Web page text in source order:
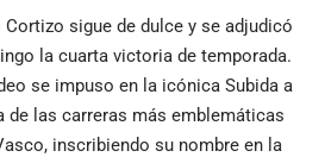
Cortizo sigue de dulce y se adjudicó
la cuarta victoria de temporada.
se impuso en la icónica Subida a
de las carreras más emblemáticas
inscribiendo su nombre en la